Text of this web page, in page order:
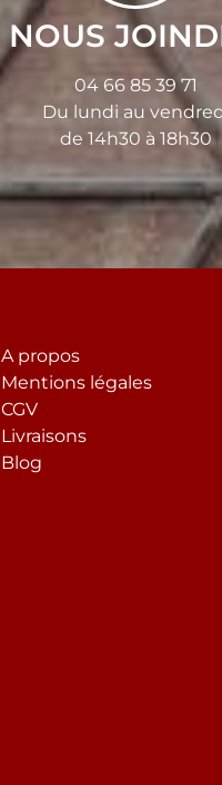
NOUS
04 66 85 39 71
Du lundi au
de 14h30 à 18h30
A propos
Mentions légales
CGV
Livraisons
Blog